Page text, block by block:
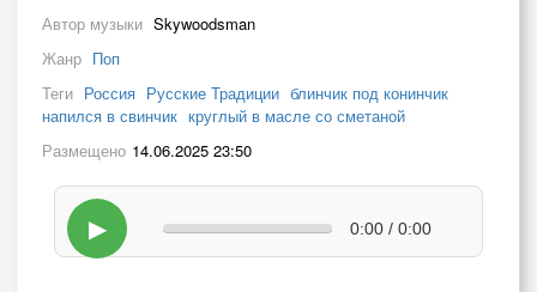
Автор музыки Skywoodsman
Жанр Поп
Теги Россия Русские Традиции блинчик под конинчик
напился в свинчик круглый в масле со сметаной
Размещено 14.06.2025 23:50
▶ 0:00 / 0:00